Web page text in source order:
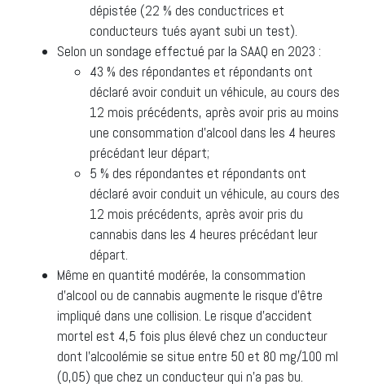
dépistée (22 % des conductrices et
conducteurs tués ayant subi un test).
Selon un sondage effectué par la SAAQ en 2023 :
43 % des répondantes et répondants ont
déclaré avoir conduit un véhicule, au cours des
12 mois précédents, après avoir pris au moins
une consommation d’alcool dans les 4 heures
précédant leur départ;
5 % des répondantes et répondants ont
déclaré avoir conduit un véhicule, au cours des
12 mois précédents, après avoir pris du
cannabis dans les 4 heures précédant leur
départ.
Même en quantité modérée, la consommation
d’alcool ou de cannabis augmente le risque d’être
impliqué dans une collision. Le risque d’accident
mortel est 4,5 fois plus élevé chez un conducteur
dont l’alcoolémie se situe entre 50 et 80 mg/100 ml
(0,05) que chez un conducteur qui n’a pas bu.